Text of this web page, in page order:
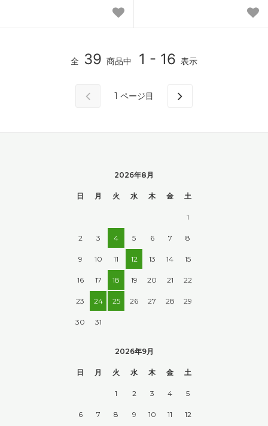
全 39 商品中 1 - 16 表示
1 ページ目
2026年8月
日 月 火 水 木 金 土
1
2 3 4 5 6 7 8
9 10 11 12 13 14 15
16 17 18 19 20 21 22
23 24 25 26 27 28 29
30 31
2026年9月
日 月 火 水 木 金 土
1 2 3 4 5
6 7 8 9 10 11 12